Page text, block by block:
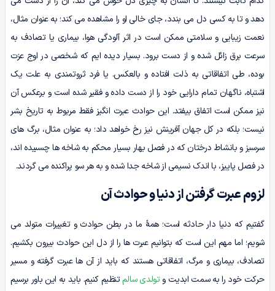
دهد و تا به کسى دل مى بندد، جاى خالى او را مشاهده مى کند؛ به عنوان مثال،
نعمت زیبایی و سلامتی ممکن است در اثر آلودگی هوا، بیماری یا تصادف به
سرعت برق زائل شده و از دست برود. بسیار دیده ایم که شخصی در اوج عزت
بوده، طی اتفاقاتی به ذلت افتاده و بالعکس. یا فرد ثروتمندی به علت یک
اشتباه، ناگهان تمام دارایی خود را از دست داده و فقیر شده است و برعکس آن
نیز ممکن است اتفاق بیفتد. این حوادث عبرت انگیز فقط مربوط به تاریخ بشر
نیست؛ بلکه در کل جهان آفرینش نیز رخ خواهد داد؛ به عنوان مثال، برگ هاى
سرسبز و بانشاط درختان که در فصل بهار بسیار محکم به شاخه ها چسبیده اند،
در فصل پاییز، با اندک نسیمى از شاخه جدا شده و به هر سو پراکنده مى گردند.
لزوم عبرت گرفتن از دنیا و حوادث آن
گفتیم که دنیا دار حادثه است؛ همۀ ما در بطن حوادث و تغییرات متولد می
شویم؛ اما مهم این است که بتوانیم عبرت ها را از دل این حوادث بیرون بکشیم.
تصادف، بیماری و مرگ، اتفاقاتی هستند که باید از آن ها عبرت گرفته و مسیر
حرکت خود را به سمت ابدیت وتولدی سالمتنظیم کنیم. باید به این باور برسیم